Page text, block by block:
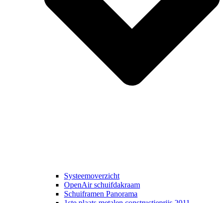
Systeemoverzicht
OpenAir schuifdakraam
Schuiframen Panorama